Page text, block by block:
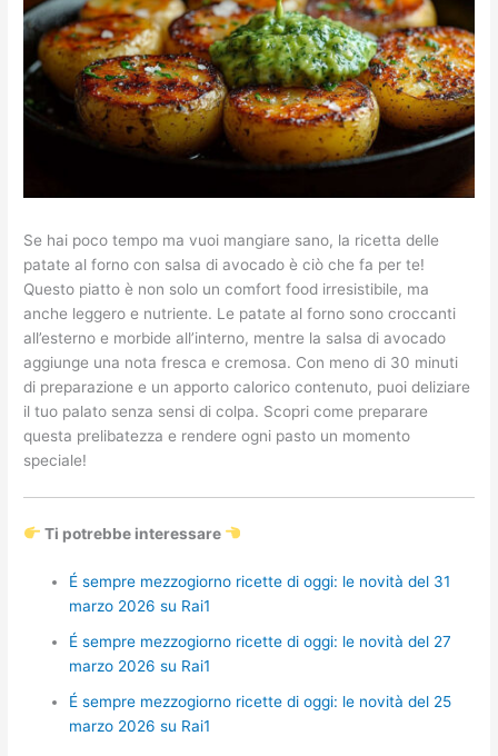
Se hai poco tempo ma vuoi mangiare sano, la ricetta delle
patate al forno con salsa di avocado è ciò che fa per te!
Questo piatto è non solo un comfort food irresistibile, ma
anche leggero e nutriente. Le patate al forno sono croccanti
all’esterno e morbide all’interno, mentre la salsa di avocado
aggiunge una nota fresca e cremosa. Con meno di 30 minuti
di preparazione e un apporto calorico contenuto, puoi deliziare
il tuo palato senza sensi di colpa. Scopri come preparare
questa prelibatezza e rendere ogni pasto un momento
speciale!
Ti potrebbe interessare
É sempre mezzogiorno ricette di oggi: le novità del 31
marzo 2026 su Rai1
É sempre mezzogiorno ricette di oggi: le novità del 27
marzo 2026 su Rai1
É sempre mezzogiorno ricette di oggi: le novità del 25
marzo 2026 su Rai1